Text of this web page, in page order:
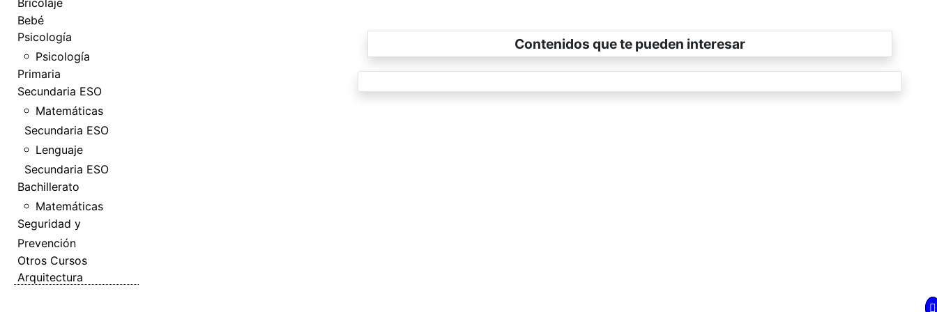
Bebé
Psicología
Psicología
Primaria
Secundaria ESO
Matemáticas
Secundaria ESO
Lenguaje
Secundaria ESO
Bachillerato
Matemáticas
Seguridad y
Prevención
Otros Cursos
Arquitectura
Contenidos que te pueden interesar